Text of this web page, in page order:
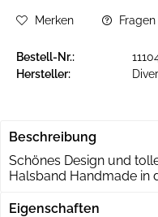
Merken
Bestell-Nr.:
Hersteller:
Beschreibung
Schönes Design und
Halsband Handmade in
Eigenschaften